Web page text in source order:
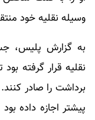
وسیله نقلیه خود
به گزارش پلیس،
نقلیه قرار گرفته بود
برداشت را صادر
پیشتر اجازه داده